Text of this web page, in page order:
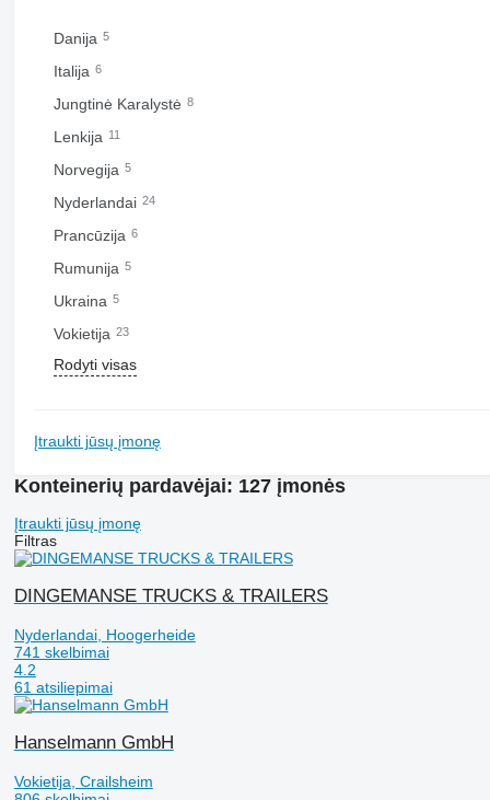
Danija 5
Italija 6
Jungtinė Karalystė 8
Lenkija 11
Norvegija 5
Nyderlandai 24
Prancūzija 6
Rumunija 5
Ukraina 5
Vokietija 23
Rodyti visas
Įtraukti jūsų įmonę
Konteinerių pardavėjai: 127 įmonės
Įtraukti jūsų įmonę
Filtras
DINGEMANSE TRUCKS & TRAILERS
Nyderlandai, Hoogerheide
741 skelbimai
4.2
61 atsiliepimai
Hanselmann GmbH
Vokietija, Crailsheim